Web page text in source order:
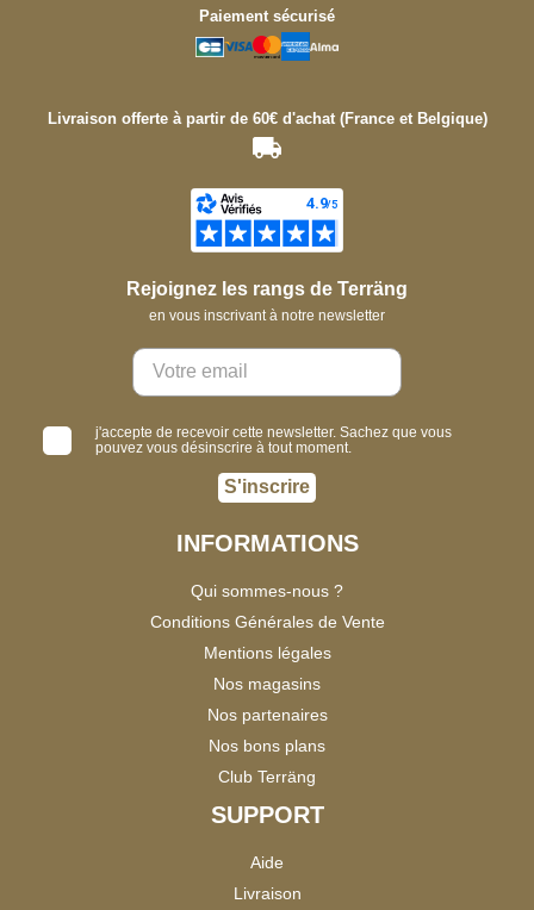
Paiement sécurisé
Livraison offerte à partir de 60€ d'achat (France et Belgique)
Rejoignez les rangs de Terräng
en vous inscrivant à notre newsletter
j'accepte de recevoir cette newsletter. Sachez que vous
pouvez vous désinscrire à tout moment.
S'inscrire
INFORMATIONS
Qui sommes-nous ?
Conditions Générales de Vente
Mentions légales
Nos magasins
Nos partenaires
Nos bons plans
Club Terräng
SUPPORT
Aide
Livraison